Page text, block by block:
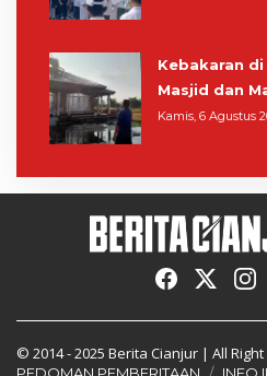
Kebakaran
Masjid dan
Kamis, 6 Agustus
© 2014 - 2025 Berita Cianjur | All